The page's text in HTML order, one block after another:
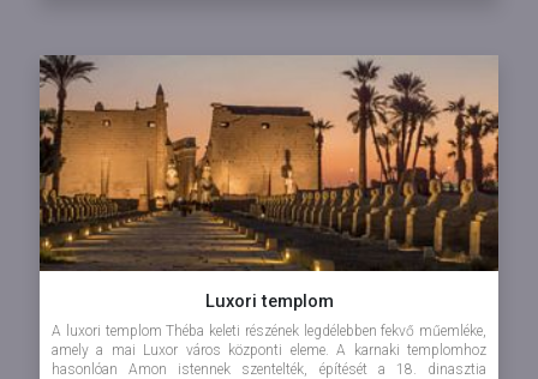
Luxori templom
A luxori templom Théba keleti részének legdélebben fekvő műemléke,
amely a mai Luxor város központi eleme. A karnaki templomhoz
hasonlóan Amon istennek szentelték, építését a 18. dinasztia